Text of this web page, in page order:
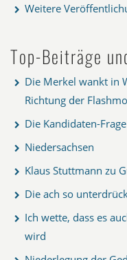
Weitere
Top-Beiträge
Die Merkel wankt in
Richtung der
Die Kandidaten-Frage
Niedersachsen
Klaus Stuttmann zu
Die ach so
Ich wette, dass es
wird